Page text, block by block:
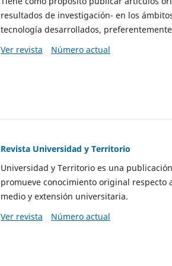
resultados de investigación- en los
tecnología desarrollados,
Ver revista
Número actual
Revista Universidad y Territorio
Universidad y Territorio es una
promueve conocimiento original respecto
medio y extensión universitaria.
Ver revista
Número actual